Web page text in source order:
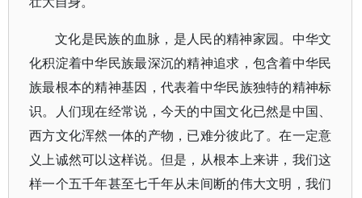
文化是民族的血脉，是人民的精神家园。中华文
化积淀着中华民族最深沉的精神追求，包含着中华民
族最根本的精神基因，代表着中华民族独特的精神标
识。人们现在经常说，今天的中国文化已然是中国、
西方文化浑然一体的产物，已难分彼此了。在一定意
义上诚然可以这样说。但是，从根本上来讲，我们这
样一个五千年甚至七千年从未间断的伟大文明，我们